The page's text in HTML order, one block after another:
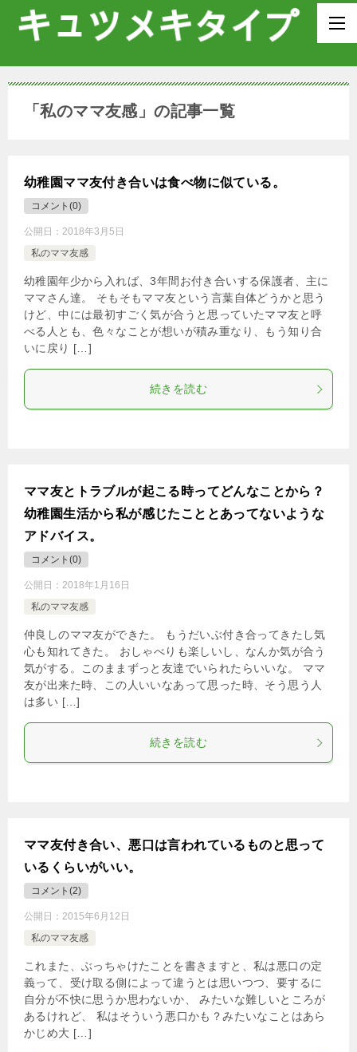
「私のママ友感」の記事一覧
幼稚園ママ友付き合いは食べ物に似ている。
コメント(0)
公開日： 2018年3月5日
私のママ友感
幼稚園年少から入れば、3年間お付き合いする保護者、主に
ママさん達。 そもそもママ友という言葉自体どうかと思う
けど、中には最初すごく気が合うと思っていたママ友と呼
べる人とも、色々なことが想いが積み重なり、もう知り合
いに戻り […]
続きを読む
ママ友とトラブルが起こる時ってどんなことから？
幼稚園生活から私が感じたこととあってないような
アドバイス。
コメント(0)
公開日： 2018年1月16日
私のママ友感
仲良しのママ友ができた。 もうだいぶ付き合ってきたし気
心も知れてきた。 おしゃべりも楽しいし、なんか気が合う
気がする。このままずっと友達でいられたらいいな。 ママ
友が出来た時、この人いいなあって思った時、そう思う人
は多い […]
続きを読む
ママ友付き合い、悪口は言われているものと思って
いるくらいがいい。
コメント(2)
公開日： 2015年6月12日
私のママ友感
これまた、ぶっちゃけたことを書きますと、私は悪口の定
義って、受け取る側によって違うとは思いつつ、要するに
自分が不快に思うか思わないか、 みたいな難しいところが
あるけれど、 私はそういう悪口かも？みたいなことはあら
かじめ大 […]